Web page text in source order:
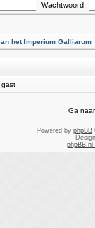
Wachtwoord:
het Imperium Galliarum
gast
Ga
Powered by phpBB
phpBB.nl